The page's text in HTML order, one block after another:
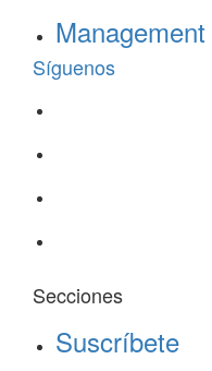
Síguenos
Secciones
Suscríbete